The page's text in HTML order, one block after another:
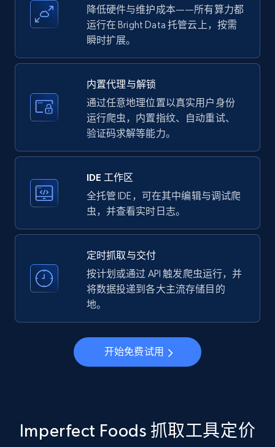
Amazon products - find products by using
upc numbers
price, Currency, Availability, Reviews count, and
more.
5.7K+
LinkedIn company information
ID, Name, Country code, Locations, Followers,
Employees in linkedin, About, Specialties, and
33.5K+ 3.5K+ 注册使用
Instagram - Profiles
Account, Fbid, ID, Followers, Posts count, Is
business account, Is professional account, Is
降低硬件与维护成本——所有算力都
运行在 Bright Data 托管云上，按需
瞬时扩展。
内置代理与解锁
通过任意地理位置以真实用户身份
运行爬虫，内置指纹、自动重试、
验证码求解等能力。
IDE 工作区
全托管 IDE，可在其中编辑与调试爬
虫，并查看实时日志。
定时抓取与交付
按计划或通过 API 触发爬虫运行，并
将数据投递到各大主流存储目的
地。
开始免费试用
Imperfect Foods 抓取工具定价